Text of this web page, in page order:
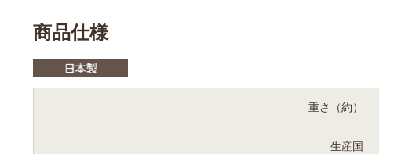
商品仕様
重さ（約）
生産国